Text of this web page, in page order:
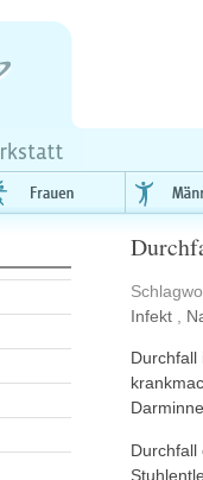
Infekt
Durchfall
Durchfall